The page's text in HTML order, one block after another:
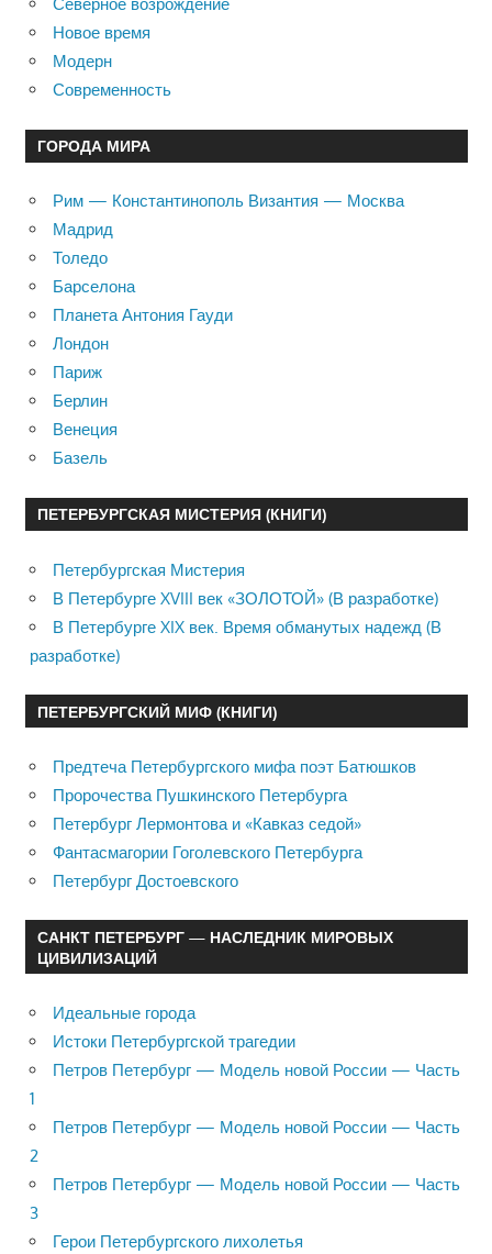
Новое время
Модерн
Современность
ГОРОДА МИРА
Рим — Константинополь Византия — Москва
Мадрид
Толедо
Барселона
Планета Антония Гауди
Лондон
Париж
Берлин
Венеция
Базель
ПЕТЕРБУРГСКАЯ МИСТЕРИЯ (КНИГИ)
Петербургская Мистерия
В Петербурге XVIII век «ЗОЛОТОЙ» (В разработке)
В Петербурге XIX век. Время обманутых надежд (В
разработке)
ПЕТЕРБУРГСКИЙ МИФ (КНИГИ)
Предтеча Петербургского мифа поэт Батюшков
Пророчества Пушкинского Петербурга
Петербург Лермонтова и «Кавказ седой»
Фантасмагории Гоголевского Петербурга
Петербург Достоевского
САНКТ ПЕТЕРБУРГ — НАСЛЕДНИК МИРОВЫХ
ЦИВИЛИЗАЦИЙ
Идеальные города
Истоки Петербургской трагедии
Петров Петербург — Модель новой России — Часть
1
Петров Петербург — Модель новой России — Часть
2
Петров Петербург — Модель новой России — Часть
3
Герои Петербургского лихолетья